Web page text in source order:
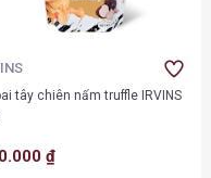
tây chiên nấm truffle IRVINS
₫